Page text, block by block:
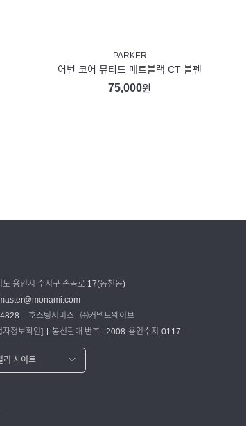
PARKER
어번 코어 뮤티드 매트블랙 CT 볼펜
75,000원
도 용인시 수지구 손곡로 17(동천동)
호스팅서비스 : ㈜커넥트웨이브
자정보확인] 통신판매 번호 : 2008-용인수지-0117
리 사이트
글로벌